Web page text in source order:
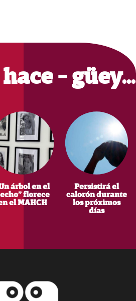
- güey…
árbol en el
florece
el MAHCH
Persistirá el
calorón durante
los próximos
días